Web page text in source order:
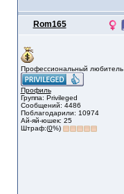
Rom165
Профессиональный любитель
Профиль
Группа: Privileged
Сообщений: 4486
Поблагодарили: 10974
Ай-яй-юшек: 25
Штраф:(0%)